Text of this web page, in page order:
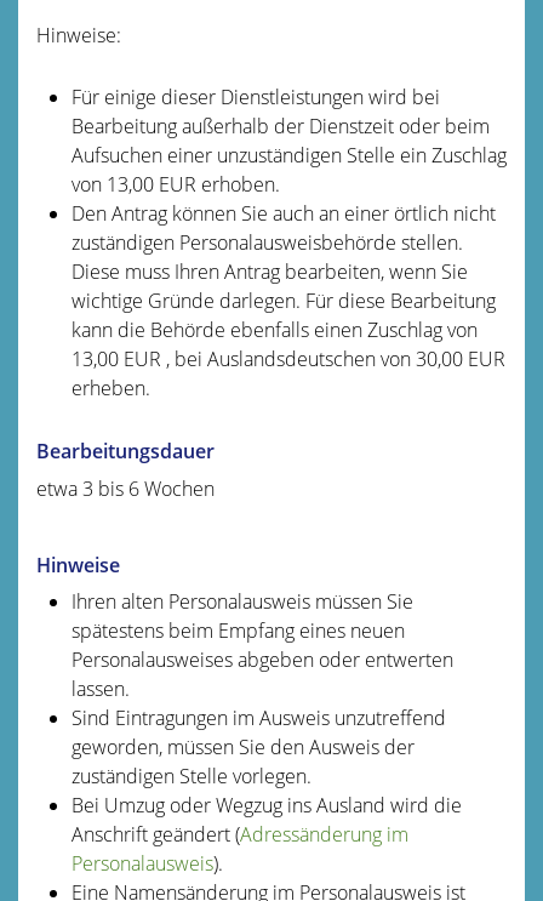
Hinweise:
Für einige dieser Dienstleistungen wird bei
Bearbeitung außerhalb der Dienstzeit oder beim
Aufsuchen einer unzuständigen Stelle ein Zuschlag
von 13,00 EUR erhoben.
Den Antrag können Sie auch an einer örtlich nicht
zuständigen Personalausweisbehörde stellen.
Diese muss Ihren Antrag bearbeiten, wenn Sie
wichtige Gründe darlegen. Für diese Bearbeitung
kann die Behörde ebenfalls einen Zuschlag von
13,00 EUR , bei Auslandsdeutschen von 30,00 EUR
erheben.
Bearbeitungsdauer
etwa 3 bis 6 Wochen
Hinweise
Ihren alten Personalausweis müssen Sie
spätestens beim Empfang eines neuen
Personalausweises abgeben oder entwerten
lassen.
Sind Eintragungen im Ausweis unzutreffend
geworden, müssen Sie den Ausweis der
zuständigen Stelle vorlegen.
Bei Umzug oder Wegzug ins Ausland wird die
Anschrift geändert (Adressänderung im
Personalausweis).
Eine Namensänderung im Personalausweis ist